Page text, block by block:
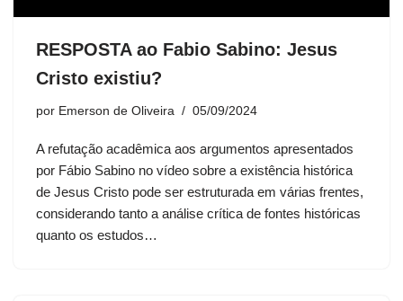
RESPOSTA ao Fabio Sabino: Jesus
Cristo existiu?
por Emerson de Oliveira 05/09/2024
A refutação acadêmica aos argumentos apresentados
por Fábio Sabino no vídeo sobre a existência histórica
de Jesus Cristo pode ser estruturada em várias frentes,
considerando tanto a análise crítica de fontes históricas
quanto os estudos…